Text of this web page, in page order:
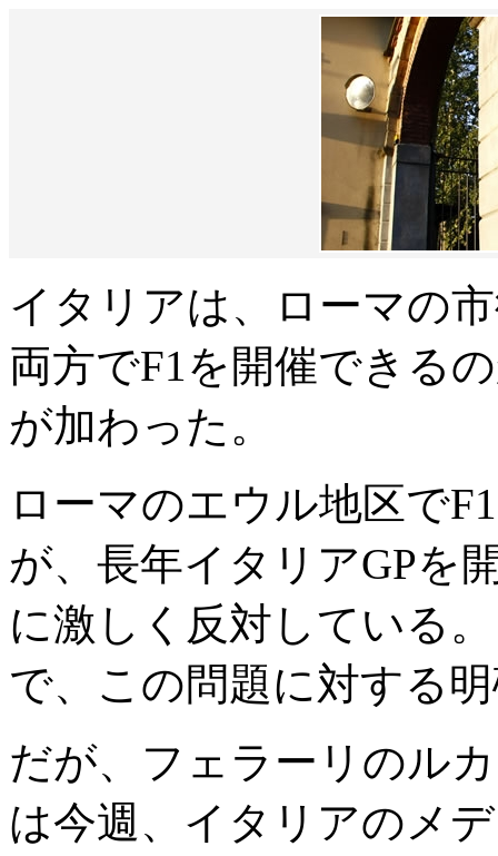
イタリアは、ローマの
両方でF1を開催できる
が加わった。
ローマのエウル地区で
が、長年イタリアGPを
に激しく反対している
で、この問題に対する
だが、フェラーリのル
は今週、イタリアのメ